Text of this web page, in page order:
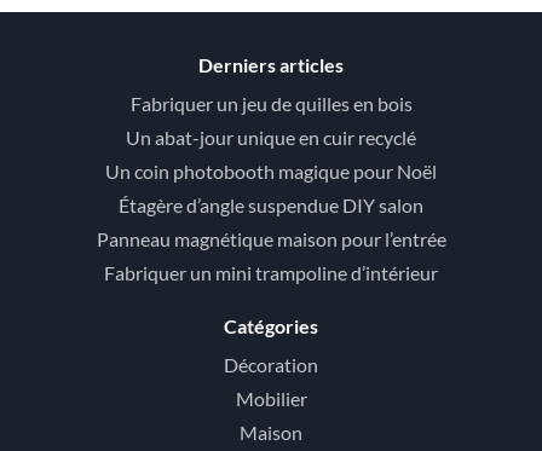
Derniers articles
Fabriquer un jeu de quilles en bois
Un abat-jour unique en cuir recyclé
Un coin photobooth magique pour Noël
Étagère d’angle suspendue DIY salon
Panneau magnétique maison pour l’entrée
Fabriquer un mini trampoline d’intérieur
Catégories
Décoration
Mobilier
Maison